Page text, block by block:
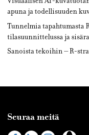
apuna ja todellisuuden
Tunnelmia tapahtumasta
tilasuunnittelussa ja
Sanoista tekoihin – R-
Seuraa meitä